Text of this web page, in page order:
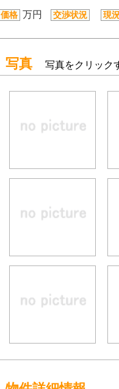
価格 万円 交渉状況 現
写真 写真をクリック